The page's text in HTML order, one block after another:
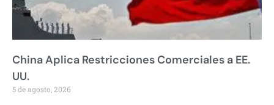
China Aplica Restricciones Comerciales a EE.
UU.
5 de agosto, 2026